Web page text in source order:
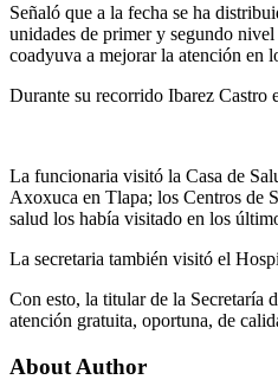
Señaló que a la fecha se ha
unidades de primer y segundo
coadyuva a mejorar la atención en
Durante su recorrido Ibarez Castro
La funcionaria visitó la Casa de
Axoxuca en Tlapa; los Centros de
salud los había visitado en los
La secretaria también visitó el
Con esto, la titular de la Secretaría
atención gratuita, oportuna, de
About Author